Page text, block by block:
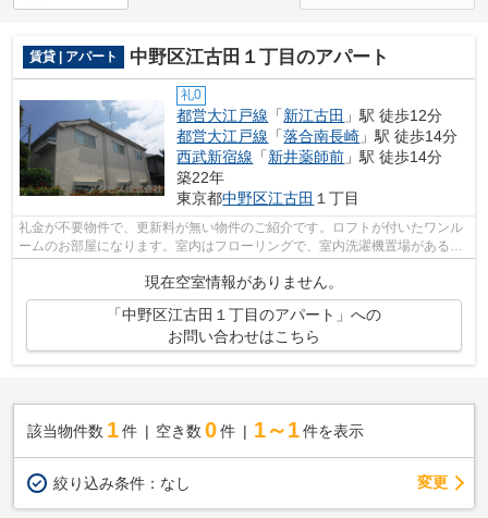
賃貸 | アパート 中野区江古田１丁目のアパート
礼0
都営大江戸線 「新江古田 」駅 徒歩12分
都営大江戸線 「落合南長崎 」駅 徒歩14分
西武新宿線 「新井薬師前 」駅 徒歩14分
築22年
東京都中野区江古田 １丁目
礼金が不要物件で、更新料が無い物件のご紹介です。ロフトが付いたワンル
ームのお部屋になります。室内はフローリングで、室内洗濯機置場があるの
現在空室情報がありません。
「中野区江古田１丁目のアパート」への
お問い合わせはこちら
該当物件数 1件 空き数 0 件 1～1 件を表示
絞り込み条件： なし 変更